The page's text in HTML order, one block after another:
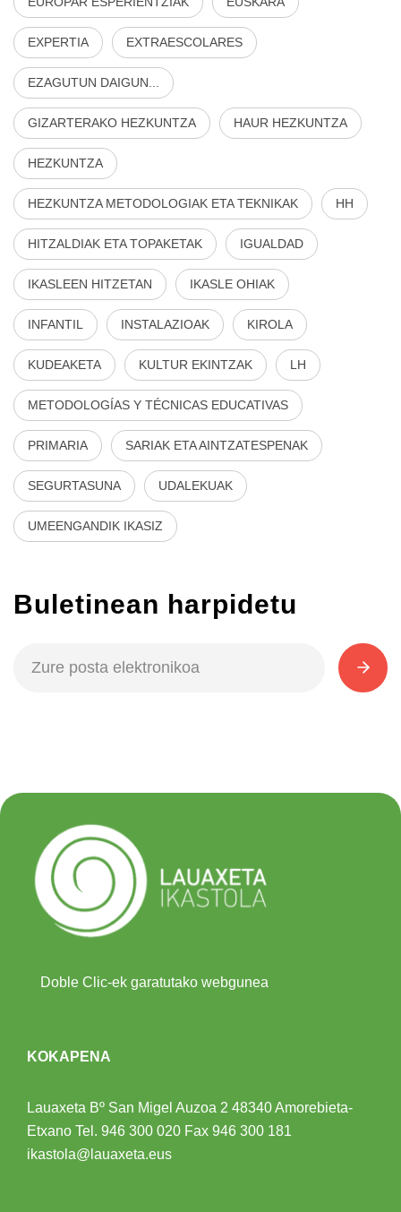
EXPERTIA EXTRAESCOLARES
EZAGUTUN DAIGUN...
GIZARTERAKO HEZKUNTZA HAUR HEZKUNTZA
HEZKUNTZA
HEZKUNTZA METODOLOGIAK ETA TEKNIKAK HH
HITZALDIAK ETA TOPAKETAK IGUALDAD
IKASLEEN HITZETAN IKASLE OHIAK
INFANTIL INSTALAZIOAK KIROLA
KUDEAKETA KULTUR EKINTZAK LH
METODOLOGÍAS Y TÉCNICAS EDUCATIVAS
PRIMARIA SARIAK ETA AINTZATESPENAK
SEGURTASUNA UDALEKUAK
UMEENGANDIK IKASIZ
Buletinean harpidetu
Doble Clic-ek garatutako webgunea
KOKAPENA
Lauaxeta Bº San Migel Auzoa 2 48340 Amorebieta-
Etxano Tel. 946 300 020 Fax 946 300 181
ikastola@lauaxeta.eus